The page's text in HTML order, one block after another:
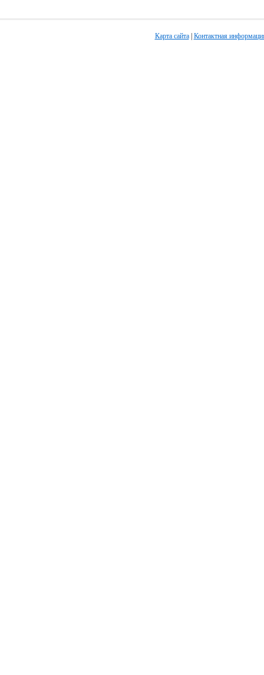
Карта сайта| Контактная